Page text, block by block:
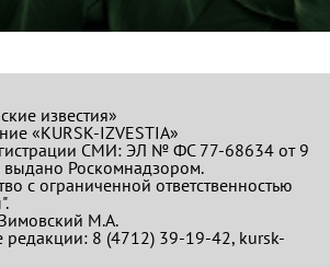
известия»
«KURSK-IZVESTIA»
СМИ: ЭЛ № ФС 77-68634 от 9
выдано Роскомнадзором.
с ограниченной ответственностью
М.А.
редакции: 8 (4712) 39-19-42, kursk-